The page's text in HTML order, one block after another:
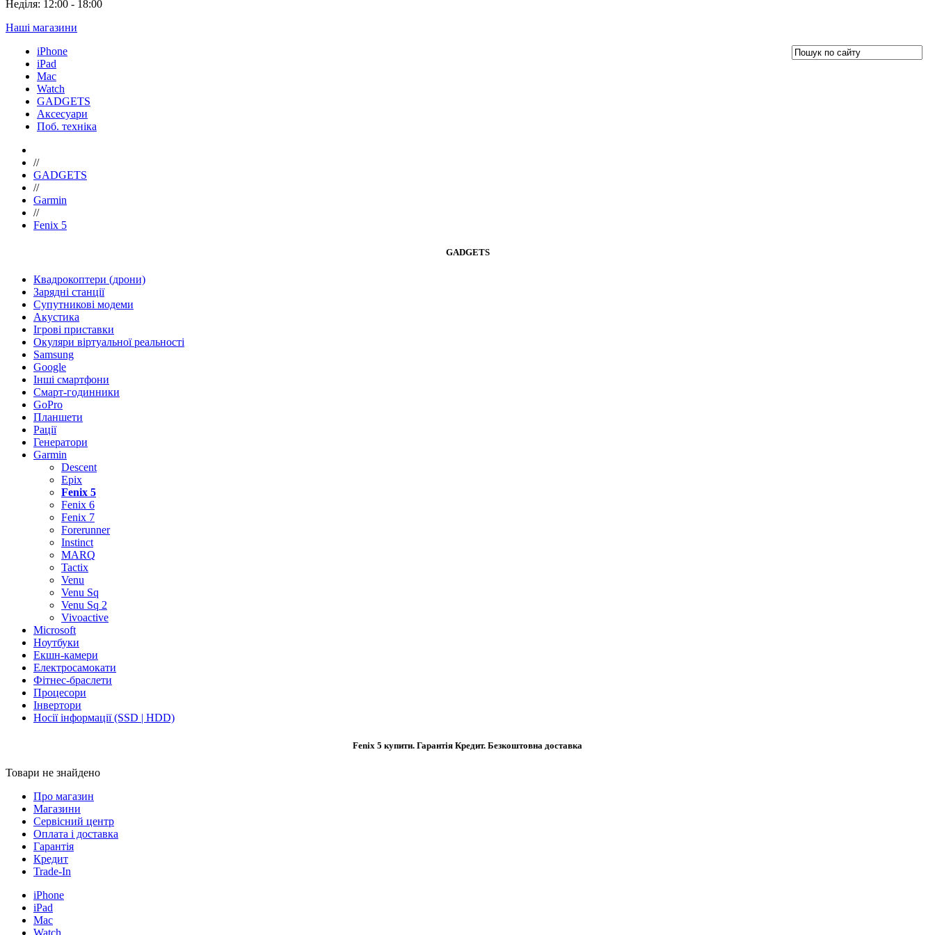
Неділя: 12:00 - 18:00
Наші магазини
iPhone
iPad
Mac
Watch
GADGETS
Аксесуари
Поб. техніка
//
GADGETS
//
Garmin
//
Fenix 5
GADGETS
Квадрокоптери (дрони)
Зарядні станції
Супутникові модеми
Акустика
Ігрові приставки
Окуляри віртуальної реальності
Samsung
Google
Інші смартфони
Смарт-годинники
GoPro
Планшети
Рації
Генератори
Garmin
Descent
Epix
Fenix 5
Fenix 6
Fenix 7
Forerunner
Instinct
MARQ
Tactix
Venu
Venu Sq
Venu Sq 2
Vivoactive
Microsoft
Ноутбуки
Екшн-камери
Електросамокати
Фітнес-браслети
Процесори
Інвертори
Носії інформації (SSD | HDD)
Fenix 5 купити. Гарантія Кредит. Безкоштовна доставка
Товари не знайдено
Про магазин
Магазини
Сервісний центр
Оплата і доставка
Гарантія
Кредит
Trade-In
iPhone
iPad
Mac
Watch